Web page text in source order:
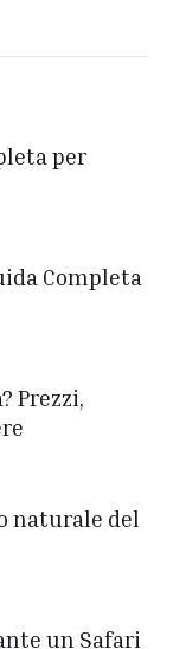
per
Completa
Prezzi,
naturale del
un Safari